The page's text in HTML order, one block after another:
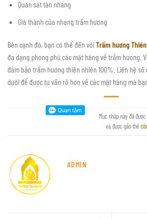
Quan sát tàn nhang
Giá thành của nhang trầm hương
Bên cạnh đó, bạn có thể đến vớiTrầm hương
đa dạng phong phú các mặt hàng về trầm hương.
đảm bảo trầm hương thiên nhiên 100%. Liên hệ
dưới để được tư vấn rõ hơn về các mặt hàng mà
Mục nhập này đã
và được gắn thẻ
ADMIN